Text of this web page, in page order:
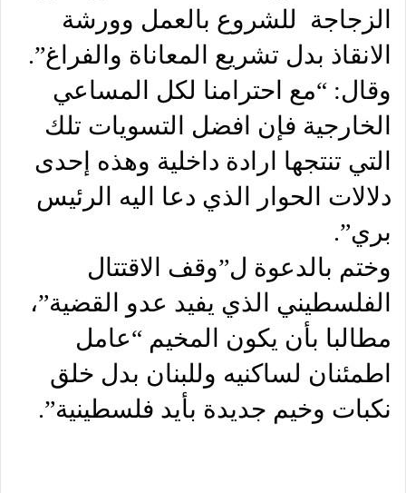
الزجاجة للشروع بالعمل وورشة
الانقاذ بدل تشريع المعاناة والفراغ”.
وقال: “مع احترامنا لكل المساعي
الخارجية فإن افضل التسويات تلك
التي تنتجها ارادة داخلية وهذه إحدى
دلالات الحوار الذي دعا اليه الرئيس
بري”.
وختم بالدعوة ل”وقف الاقتتال
الفلسطيني الذي يفيد عدو القضية”،
مطالبا بأن يكون المخيم “عامل
اطمئنان لساكنيه وللبنان بدل خلق
نكبات وخيم جديدة بأيد فلسطينية”.